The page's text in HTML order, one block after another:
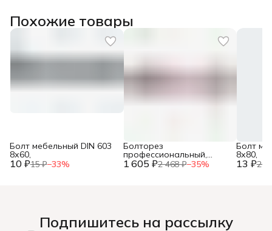
Похожие товары
10 ₽15 ₽−33%
Болт мебельный DIN 603
8х60,
1 605 ₽2 468 ₽−35%
Болторез
профессиональный,
губки из 13 ₽20
Болт
8х80,
Подпишитесь на рассылку